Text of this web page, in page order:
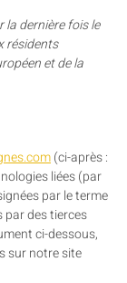
la dernière fois le
résidents
et de la
(ci-après :
liées (par
par le terme
par des tierces
ci-dessous,
sur notre site